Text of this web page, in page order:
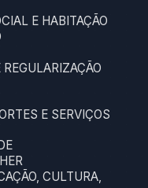
E HABITAÇÃO
E SERVIÇOS
CULTURA,